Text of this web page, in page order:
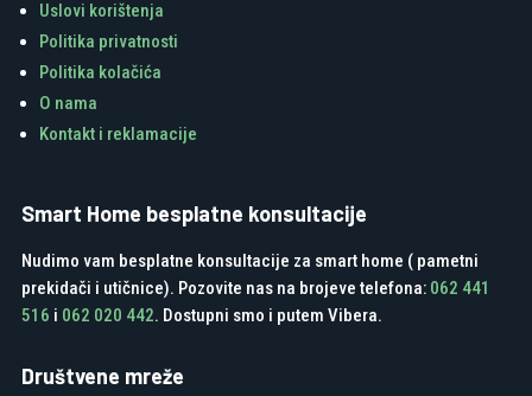
Uslovi korištenja
Politika privatnosti
Politika kolačića
O nama
Kontakt i reklamacije
Smart Home besplatne konsultacije
Nudimo vam besplatne konsultacije za smart home ( pametni
prekidači i utičnice). Pozovite nas na brojeve telefona: 062 441
516 i 062 020 442. Dostupni smo i putem Vibera.
Društvene mreže